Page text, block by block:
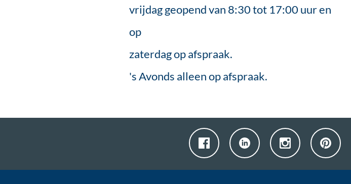
vrijdag geopend van 8:30 tot 17:00 uur en
op
zaterdag op afspraak.
's Avonds alleen op afspraak.